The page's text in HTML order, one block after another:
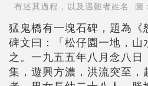
有述其過程，以及遇難者姓名 圖
猛鬼橋有一塊石碑，題為《
碑文曰：「松仔園一地，山
之。一九五五年八月念八日
集，遊興方濃，洪流突至，